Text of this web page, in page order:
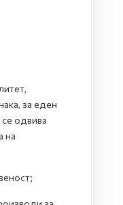
за еден
одвива
на